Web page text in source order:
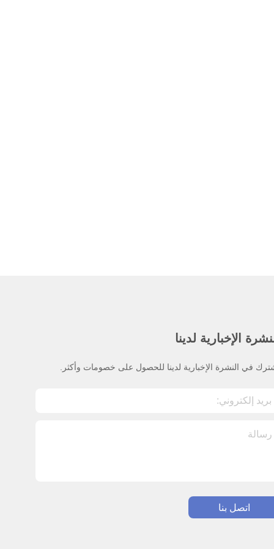
الإخبارية لدينا
في النشرة الإخبارية لدينا للحصول على خصومات وأكثر.
اتصل بنا